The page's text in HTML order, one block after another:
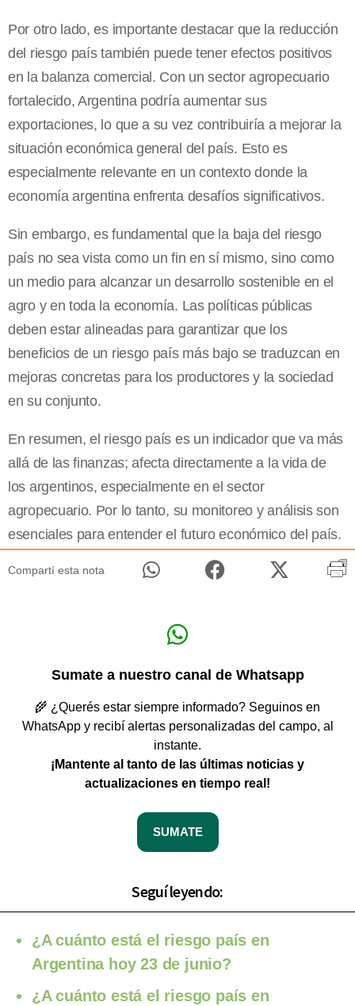
Por otro lado, es importante destacar que la reducción
del riesgo país también puede tener efectos positivos
en la balanza comercial. Con un sector agropecuario
fortalecido, Argentina podría aumentar sus
exportaciones, lo que a su vez contribuiría a mejorar la
situación económica general del país. Esto es
especialmente relevante en un contexto donde la
economía argentina enfrenta desafíos significativos.
Sin embargo, es fundamental que la baja del riesgo
país no sea vista como un fin en sí mismo, sino como
un medio para alcanzar un desarrollo sostenible en el
agro y en toda la economía. Las políticas públicas
deben estar alineadas para garantizar que los
beneficios de un riesgo país más bajo se traduzcan en
mejoras concretas para los productores y la sociedad
en su conjunto.
En resumen, el riesgo país es un indicador que va más
allá de las finanzas; afecta directamente a la vida de
los argentinos, especialmente en el sector
agropecuario. Por lo tanto, su monitoreo y análisis son
esenciales para entender el futuro económico del país.
Compartí esta nota
Sumate a nuestro canal de Whatsapp
🌾 ¿Querés estar siempre informado? Seguinos en
WhatsApp y recibí alertas personalizadas del campo, al
instante.
¡Mantente al tanto de las últimas noticias y
actualizaciones en tiempo real!
SUMATE
Seguí leyendo:
¿A cuánto está el riesgo país en
Argentina hoy 23 de junio?
¿A cuánto está el riesgo país en